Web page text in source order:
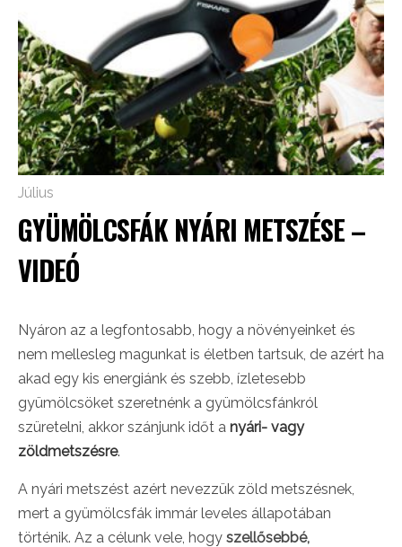
Július
GYÜMÖLCSFÁK NYÁRI METSZÉSE –
VIDEÓ
Nyáron az a legfontosabb, hogy a növényeinket és
nem mellesleg magunkat is életben tartsuk, de azért ha
akad egy kis energiánk és szebb, ízletesebb
gyümölcsöket szeretnénk a gyümölcsfánkról
szüretelni, akkor szánjunk időt a nyári- vagy
zöldmetszésre.
A nyári metszést azért nevezzük zöld metszésnek,
mert a gyümölcsfák immár leveles állapotában
történik. Az a célunk vele, hogy szellősebbé,